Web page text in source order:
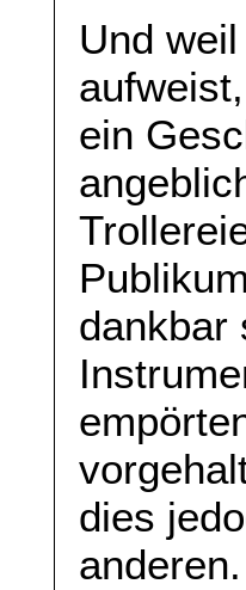
Und
ein
dankbar
dies
anderen.